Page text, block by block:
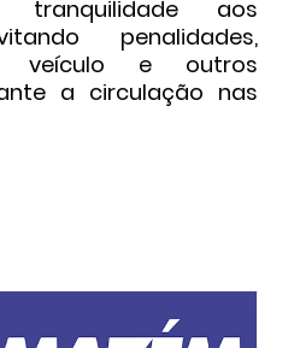
tranquilidade aos
penalidades,
veículo e outros
a circulação nas